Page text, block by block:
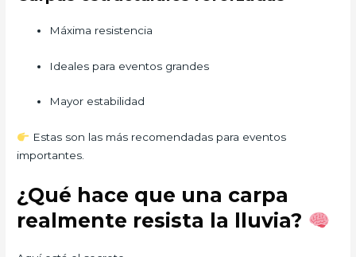
Máxima resistencia
Ideales para eventos grandes
Mayor estabilidad
Estas son las más recomendadas para eventos
importantes.
¿Qué hace que una carpa
realmente resista la lluvia?